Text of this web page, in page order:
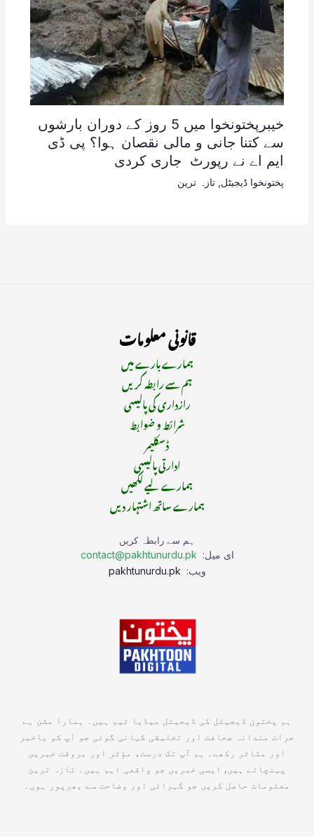
خیبرپختونخوا میں 5 روز کے دوران بارشوں
سے کتنا جانی و مالی نقصان ہوا؟ پی ڈی
ایم اے نے رپورٹ جاری کردی
پختونخوا ڈیجیٹل تازہ ترین
قانونی معلومات
ہمارے بارے میں
ہم سے رابطہ کریں
رازداری کی پالیسی
شرائط و ضوابط
ڈسکلیمر
ادارتی پالیسی
ہمارے لیے لکھیں
ہمارے ساتھ اشتہار دیں
ہم سے رابطہ کریں
ای میل: contact@pakhtunurdu.pk
ویب:
ہم پختون ڈیجیٹل کی ڈیجیٹل میڈیا ٹیم ہیں۔ ہمارا مشن ہے
جرات مندانہ صحافت اور تخلیقی کہانی گوئی جو آپ کو باخبر
اور متاثر رکھے۔ ہم آپ تک درست، مؤثر اور بروقت خبریں
پہنچاتے ہیں, ایسی خبریں جو واقعی اہم ہیں۔ تازہ ترین
معلومات حاصل کریں جو گہرائی اور وضاحت سے بھرپور ہوں۔